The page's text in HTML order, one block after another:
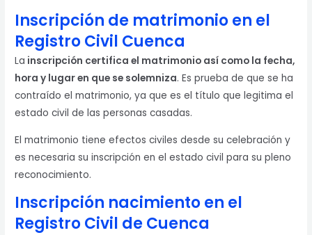
Inscripción de matrimonio en el
Registro Civil Cuenca
La inscripción certifica el matrimonio así como la fecha,
hora y lugar en que se solemniza. Es prueba de que se ha
contraído el matrimonio, ya que es el título que legitima el
estado civil de las personas casadas.
El matrimonio tiene efectos civiles desde su celebración y
es necesaria su inscripción en el estado civil para su pleno
reconocimiento.
Inscripción nacimiento en el
Registro Civil de Cuenca